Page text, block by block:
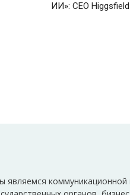
ИИ»: CEO
являемся коммуникационной